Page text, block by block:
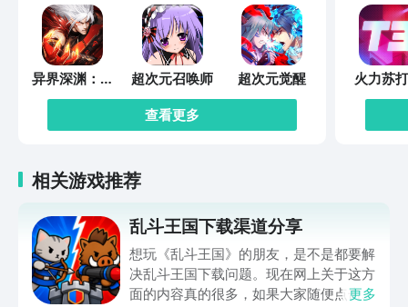
异界深渊：觉
醒
超次元召唤师
超次元觉醒
查看更多
火力苏
相关游戏推荐
乱斗王国下载渠道分享
想玩《乱斗王国》的朋友，是不是都要解
决乱斗王国下载问题。现在网上关于这方
面的内容真的很多，如果大家随便点击陌
更多